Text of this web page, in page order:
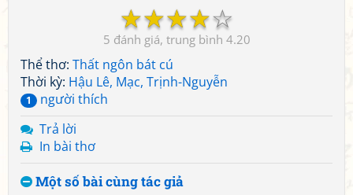
☆
☆
☆
☆
☆
5 4.20
Thể thơ: Thất ngôn bát cú
Thời kỳ: Hậu Lê, Mạc, Trịnh-Nguyễn
1
người thích
Trả lời
In bài thơ
Một số bài cùng tác giả